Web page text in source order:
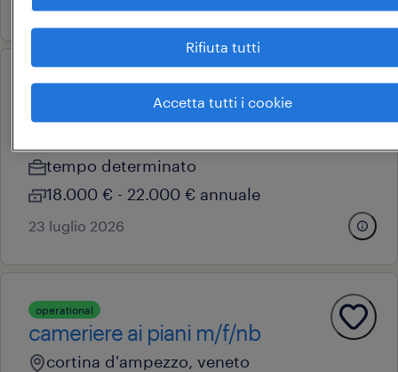
operational
addetti pulizie (f/m/nb)
tempo determinato
18.000 € - 22.000 € annuale
23 luglio 2026
operational
cameriere ai piani m/f/nb
cortina d'ampezzo, veneto
Rifiuta tutti
Accetta tutti i cookie